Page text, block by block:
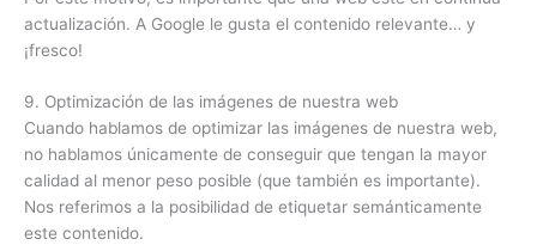
actualización. A Google le gusta el contenido relevante… y
¡fresco!
9. Optimización de las imágenes de nuestra web
Cuando hablamos de optimizar las imágenes de nuestra web,
no hablamos únicamente de conseguir que tengan la mayor
calidad al menor peso posible (que también es importante).
Nos referimos a la posibilidad de etiquetar semánticamente
este contenido.